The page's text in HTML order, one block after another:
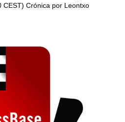
CEST) Crónica por Leontxo